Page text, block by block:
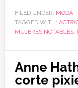
FILED UNDER: MODA
TAGGED WITH:
MUJERES NOTABLES,
Anne
corte